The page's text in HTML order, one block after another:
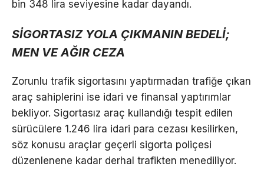
bin 348 lira seviyesine kadar dayandı.
SİGORTASIZ YOLA ÇIKMANIN BEDELİ;
MEN VE AĞIR CEZA
Zorunlu trafik sigortasını yaptırmadan trafiğe çıkan
araç sahiplerini ise idari ve finansal yaptırımlar
bekliyor. Sigortasız araç kullandığı tespit edilen
sürücülere 1.246 lira idari para cezası kesilirken,
söz konusu araçlar geçerli sigorta poliçesi
düzenlenene kadar derhal trafikten menediliyor.